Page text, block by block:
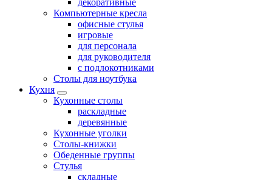
декоративные
Компьютерные кресла
офисные стулья
игровые
для персонала
для руководителя
с подлокотниками
Столы для ноутбука
Кухня
Кухонные столы
раскладные
деревянные
Кухонные уголки
Столы-книжки
Обеденные группы
Стулья
складные